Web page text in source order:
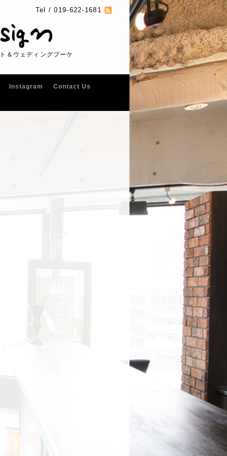
Tel /019-622-1681
＆ウェディングブーケ
Instagram
Contact Us